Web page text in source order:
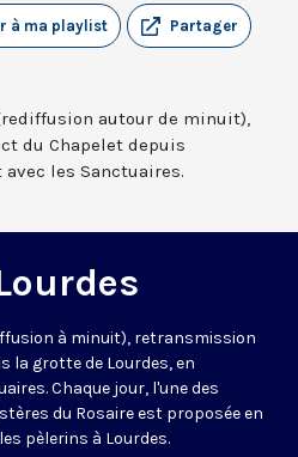
Partager
à ma playlist
autour de minuit),
du Chapelet depuis
les Sanctuaires.
à minuit), retransmission
la grotte de Lourdes, en
Chaque jour, l'une des
du Rosaire est proposée en
pèlerins à Lourdes.